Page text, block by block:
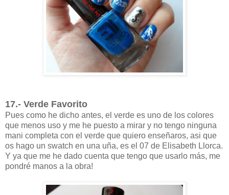
17.- Verde Favorito
Pues como he dicho antes, el verde es uno de los colores
que menos uso y me he puesto a mirar y no tengo ninguna
mani completa con el verde que quiero enseñaros, asi que
os hago un swatch en una uña, es el 07 de Elisabeth Llorca.
Y ya que me he dado cuenta que tengo que usarlo más, me
pondré manos a la obra!